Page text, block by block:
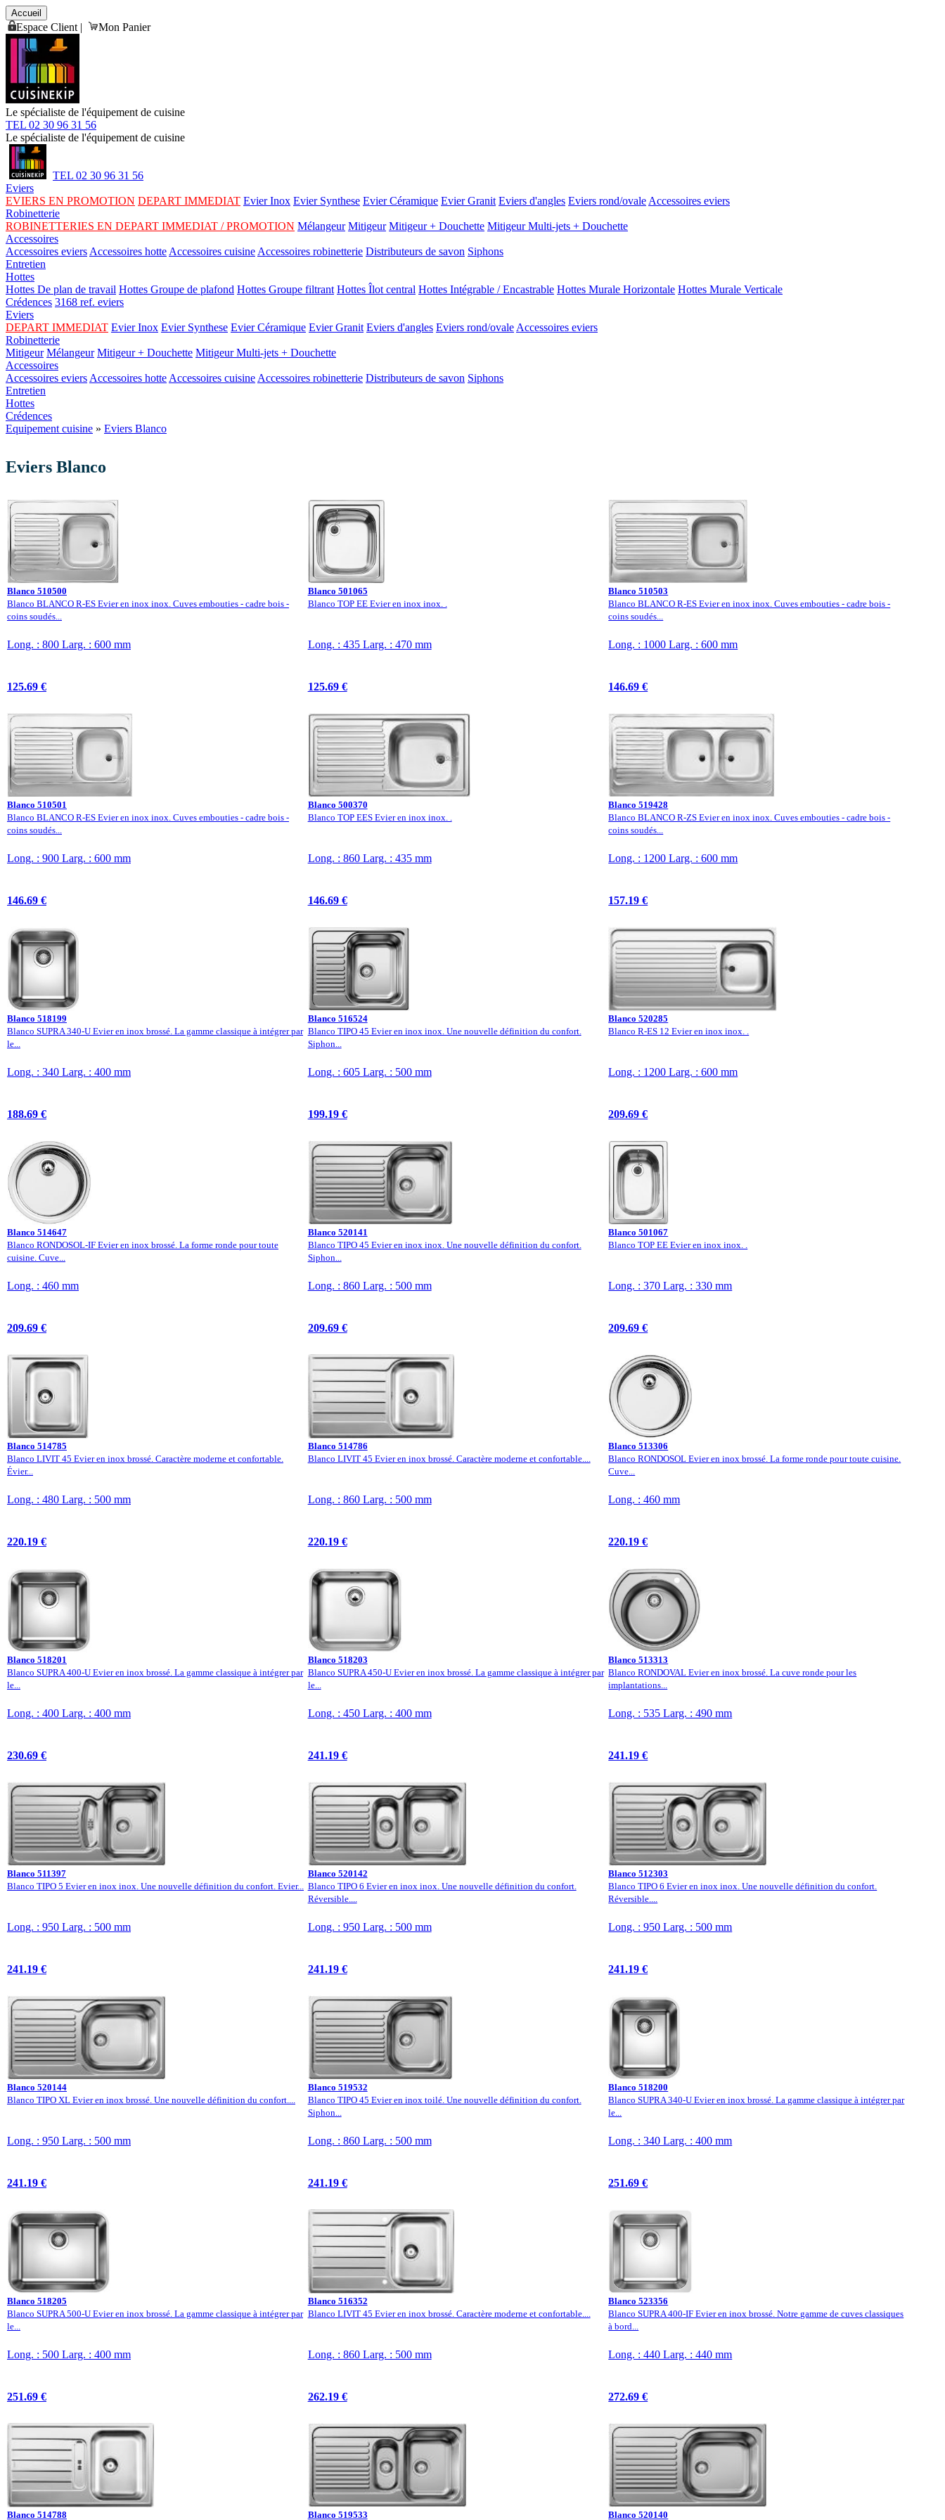
Accueil
Espace Client | Mon Panier
Le spécialiste de l'équipement de cuisine
TEL 02 30 96 31 56
Le spécialiste de l'équipement de cuisine
TEL 02 30 96 31 56
Eviers
EVIERS EN PROMOTION DEPART IMMEDIAT Evier Inox Evier Synthese Evier Céramique Evier Granit Eviers d'angles Eviers rond/ovale Accessoires eviers
Robinetterie
ROBINETTERIES EN DEPART IMMEDIAT / PROMOTION Mélangeur Mitigeur Mitigeur + Douchette Mitigeur Multi-jets + Douchette
Accessoires
Accessoires eviers Accessoires hotte Accessoires cuisine Accessoires robinetterie Distributeurs de savon Siphons
Entretien
Hottes
Hottes De plan de travail Hottes Groupe de plafond Hottes Groupe filtrant Hottes Îlot central Hottes Intégrable / Encastrable Hottes Murale Horizontale Hottes Murale Verticale
Crédences 3168 ref. eviers
Eviers
DEPART IMMEDIAT Evier Inox Evier Synthese Evier Céramique Evier Granit Eviers d'angles Eviers rond/ovale Accessoires eviers
Robinetterie
Mitigeur Mélangeur Mitigeur + Douchette Mitigeur Multi-jets + Douchette
Accessoires
Accessoires eviers Accessoires hotte Accessoires cuisine Accessoires robinetterie Distributeurs de savon Siphons
Entretien
Hottes
Crédences
Equipement cuisine » Eviers Blanco
Eviers Blanco
Blanco 510500
Blanco BLANCO R-ES Evier en inox inox. Cuves embouties - cadre bois -
coins soudés...
Long. : 800 Larg. : 600 mm
125.69 €
Blanco 501065
Blanco TOP EE Evier en inox inox. .
Long. : 435 Larg. : 470 mm
125.69 €
Blanco 510503
Blanco BLANCO R-ES Evier en inox inox. Cuves embouties - cadre bois -
coins soudés...
Long. : 1000 Larg. : 600 mm
146.69 €
Blanco 510501
Blanco BLANCO R-ES Evier en inox inox. Cuves embouties - cadre bois -
coins soudés...
Long. : 900 Larg. : 600 mm
146.69 €
Blanco 500370
Blanco TOP EES Evier en inox inox. .
Long. : 860 Larg. : 435 mm
146.69 €
Blanco 519428
Blanco BLANCO R-ZS Evier en inox inox. Cuves embouties - cadre bois -
coins soudés...
Long. : 1200 Larg. : 600 mm
157.19 €
Blanco 518199
Blanco SUPRA 340-U Evier en inox brossé. La gamme classique à intégrer par
le...
Long. : 340 Larg. : 400 mm
188.69 €
Blanco 516524
Blanco TIPO 45 Evier en inox inox. Une nouvelle définition du confort.
Siphon...
Long. : 605 Larg. : 500 mm
199.19 €
Blanco 520285
Blanco R-ES 12 Evier en inox inox. .
Long. : 1200 Larg. : 600 mm
209.69 €
Blanco 514647
Blanco RONDOSOL-IF Evier en inox brossé. La forme ronde pour toute
cuisine. Cuve...
Long. : 460 mm
209.69 €
Blanco 520141
Blanco TIPO 45 Evier en inox inox. Une nouvelle définition du confort.
Siphon...
Long. : 860 Larg. : 500 mm
209.69 €
Blanco 501067
Blanco TOP EE Evier en inox inox. .
Long. : 370 Larg. : 330 mm
209.69 €
Blanco 514785
Blanco LIVIT 45 Evier en inox brossé. Caractère moderne et confortable.
Évier...
Long. : 480 Larg. : 500 mm
220.19 €
Blanco 514786
Blanco LIVIT 45 Evier en inox brossé. Caractère moderne et confortable....
Long. : 860 Larg. : 500 mm
220.19 €
Blanco 513306
Blanco RONDOSOL Evier en inox brossé. La forme ronde pour toute cuisine.
Cuve...
Long. : 460 mm
220.19 €
Blanco 518201
Blanco SUPRA 400-U Evier en inox brossé. La gamme classique à intégrer par
le...
Long. : 400 Larg. : 400 mm
230.69 €
Blanco 518203
Blanco SUPRA 450-U Evier en inox brossé. La gamme classique à intégrer par
le...
Long. : 450 Larg. : 400 mm
241.19 €
Blanco 513313
Blanco RONDOVAL Evier en inox brossé. La cuve ronde pour les
implantations...
Long. : 535 Larg. : 490 mm
241.19 €
Blanco 511397
Blanco TIPO 5 Evier en inox inox. Une nouvelle définition du confort. Evier...
Long. : 950 Larg. : 500 mm
241.19 €
Blanco 520142
Blanco TIPO 6 Evier en inox inox. Une nouvelle définition du confort.
Réversible....
Long. : 950 Larg. : 500 mm
241.19 €
Blanco 512303
Blanco TIPO 6 Evier en inox inox. Une nouvelle définition du confort.
Réversible....
Long. : 950 Larg. : 500 mm
241.19 €
Blanco 520144
Blanco TIPO XL Evier en inox brossé. Une nouvelle définition du confort....
Long. : 950 Larg. : 500 mm
241.19 €
Blanco 519532
Blanco TIPO 45 Evier en inox toilé. Une nouvelle définition du confort.
Siphon...
Long. : 860 Larg. : 500 mm
241.19 €
Blanco 518200
Blanco SUPRA 340-U Evier en inox brossé. La gamme classique à intégrer par
le...
Long. : 340 Larg. : 400 mm
251.69 €
Blanco 518205
Blanco SUPRA 500-U Evier en inox brossé. La gamme classique à intégrer par
le...
Long. : 500 Larg. : 400 mm
251.69 €
Blanco 516352
Blanco LIVIT 45 Evier en inox brossé. Caractère moderne et confortable....
Long. : 860 Larg. : 500 mm
262.19 €
Blanco 523356
Blanco SUPRA 400-IF Evier en inox brossé. Notre gamme de cuves classiques
à bord...
Long. : 440 Larg. : 440 mm
272.69 €
Blanco 514788 Blanco 519533 Blanco 520140